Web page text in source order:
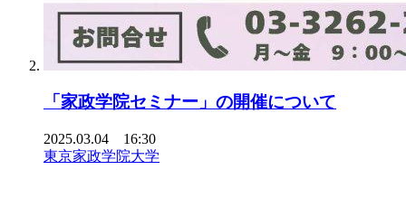
「家政学院セミナー」の開催について
2025.03.04 16:30
東京家政学院大学